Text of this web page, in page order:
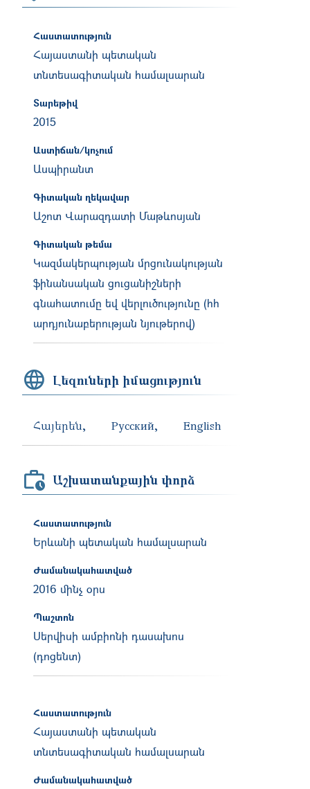
Հաստատություն
Հայաստանի պետական
տնտեսագիտական համալսարան
Տարեթիվ
2015
Աստիճան/կոչում
Ասպիրանտ
Գիտական ղեկավար
Աշոտ Վարազդատի Մաթևոսյան
Գիտական թեմա
Կազմակերպության մրցունակության
ֆինանսական ցուցանիշների
գնահատումը եվ վերլուծությունը (հհ
արդյունաբերության նյութերով)
Լեզուների իմացություն
Հայերեն Русский English
Աշխատանքային փորձ
Հաստատություն
Երևանի պետական համալսարան
Ժամանակահատված
2016 մինչ օրս
Պաշտոն
Սերվիսի ամբիոնի դասախոս
(դոցենտ)
Հաստատություն
Հայաստանի պետական
տնտեսագիտական համալսարան
Ժամանակահատված